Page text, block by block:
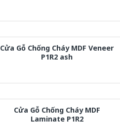
Cửa Gỗ Chống Cháy MDF Veneer
P1R2 ash
Cửa Gỗ Chống Cháy MDF
Laminate P1R2